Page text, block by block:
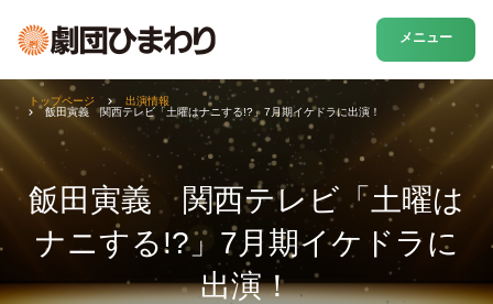
メニュー
飯田寅義 関西テレビ「土曜は
ナニする!?」7月期イケドラに
出演！
トップページ
出演情報
飯田寅義 関西テレビ「土曜はナニする!?」7月期イケドラに出演！